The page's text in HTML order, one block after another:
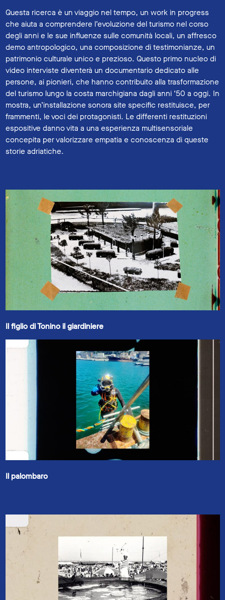
Questa ricerca è un viaggio nel tempo, un work in progress
che aiuta a comprendere l’evoluzione del turismo nel corso
degli anni e le sue influenze sulle comunità locali, un affresco
demo antropologico, una composizione di testimonianze, un
patrimonio culturale unico e prezioso. Questo primo nucleo di
video interviste diventerà un documentario dedicato alle
persone, ai pionieri, che hanno contribuito alla trasformazione
del turismo lungo la costa marchigiana dagli anni ‘50 a oggi. In
mostra, un’installazione sonora site specific restituisce, per
frammenti, le voci dei protagonisti. Le differenti restituzioni
espositive danno vita a una esperienza multisensoriale
concepita per valorizzare empatia e conoscenza di queste
storie adriatiche.
Il figlio di Tonino il giardiniere
Il palombaro